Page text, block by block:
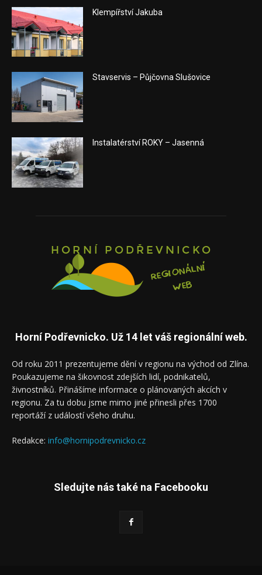
Klempířství Jakuba
Stavservis – Půjčovna Slušovice
Instalatérství ROKY – Jasenná
Horní Podřevnicko. Už 14 let váš regionální web.
Od roku 2011 prezentujeme dění v regionu na východ od Zlína.
Poukazujeme na šikovnost zdejších lidí, podnikatelů,
živnostníků. Přinášíme informace o plánovaných akcích v
regionu. Za tu dobu jsme mimo jiné přinesli přes 1700
reportáží z událostí všeho druhu.
Redakce: info@hornipodrevnicko.cz
Sledujte nás také na Facebooku